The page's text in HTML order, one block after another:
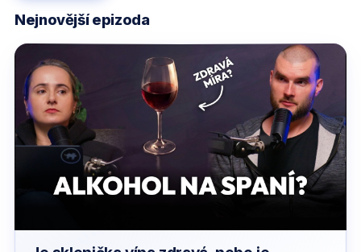
Nejnovější epizoda